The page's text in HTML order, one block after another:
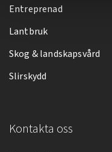
Entreprenad
Lantbruk
Skog & landskapsvård
Slirskydd
Kontakta oss